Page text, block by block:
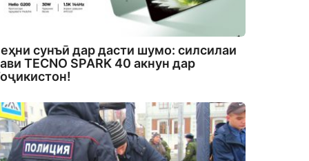
сунъӣ дар дасти шумо: силсилаи
TECNO SPARK 40 акнун дар